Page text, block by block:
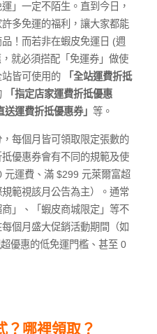
」一定不陌生。直到今日，
多免運的福利，讓大家都能
！而若非在蝦皮免運日 (週
就必須搭配「免運券」做使
皆可使用的
「全站運費折抵
「指定店家運費折抵優惠
送運費折抵優惠券」 等。
每個月皆可領取限定張數的
優惠券會有不同的規範及使
元運費、滿 $299 元萊爾富超
範視該月公告為主）。通常
」、「蝦皮商城限定」等不
個月盛大促銷活動期間（如
優惠的低免運門檻、甚至 0
？哪裡領取？